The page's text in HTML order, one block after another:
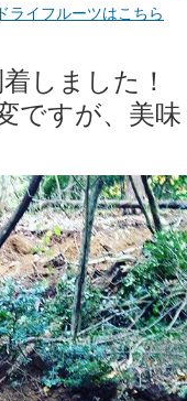
ライフルーツはこちら
しました！
ですが、美味